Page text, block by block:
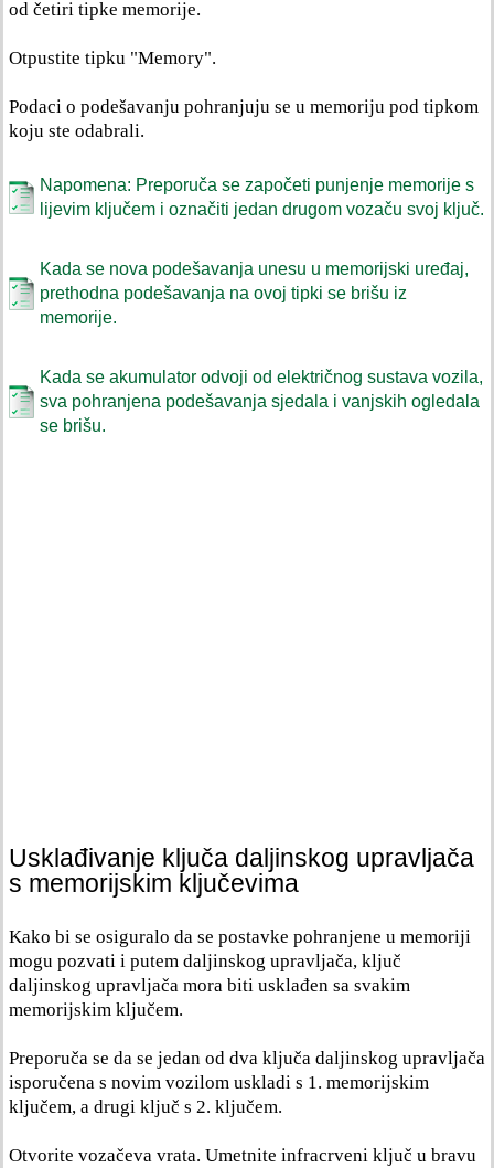
od četiri tipke memorije.
Otpustite tipku "Memory".
Podaci o podešavanju pohranjuju se u memoriju pod tipkom
koju ste odabrali.
Napomena: Preporuča se započeti punjenje memorije s
lijevim ključem i označiti jedan drugom vozaču svoj ključ.
Kada se nova podešavanja unesu u memorijski uređaj,
prethodna podešavanja na ovoj tipki se brišu iz
memorije.
Kada se akumulator odvoji od električnog sustava vozila,
sva pohranjena podešavanja sjedala i vanjskih ogledala
se brišu.
Usklađivanje ključa daljinskog upravljača
s memorijskim ključevima
Kako bi se osiguralo da se postavke pohranjene u memoriji
mogu pozvati i putem daljinskog upravljača, ključ
daljinskog upravljača mora biti usklađen sa svakim
memorijskim ključem.
Preporuča se da se jedan od dva ključa daljinskog upravljača
isporučena s novim vozilom uskladi s 1. memorijskim
ključem, a drugi ključ s 2. ključem.
Otvorite vozačeva vrata. Umetnite infracrveni ključ u bravu